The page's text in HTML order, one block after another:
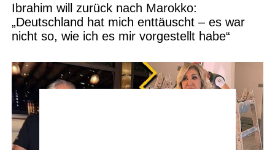
Ibrahim will zurück nach Marokko:
„Deutschland hat mich enttäuscht – es war
nicht so, wie ich es mir vorgestellt habe“